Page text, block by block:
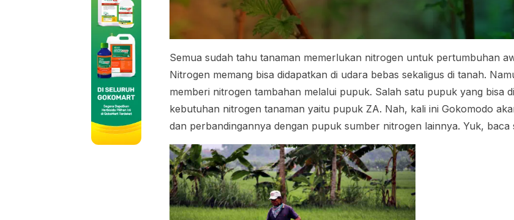
Semua sudah tahu tanaman memerlukan nitrogen untuk pertumbuhan
Nitrogen memang bisa didapatkan di udara bebas sekaligus di tanah.
memberi nitrogen tambahan melalui pupuk. Salah satu pupuk yang bisa
kebutuhan nitrogen tanaman yaitu pupuk ZA. Nah, kali ini Gokomodo
dan perbandingannya dengan pupuk sumber nitrogen lainnya. Yuk, baca